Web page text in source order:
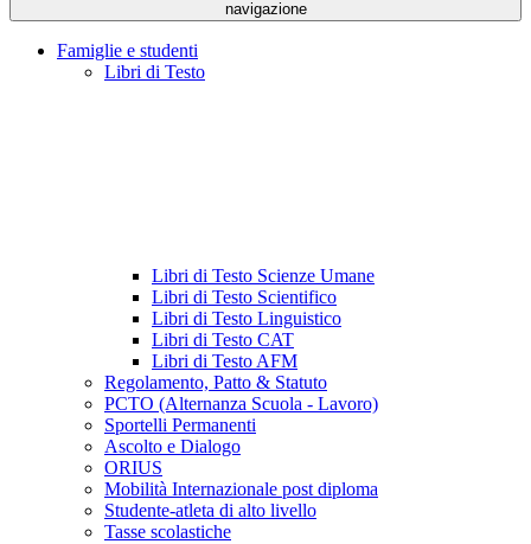
navigazione
Famiglie e studenti
Libri di Testo
Libri di Testo Scienze Umane
Libri di Testo Scientifico
Libri di Testo Linguistico
Libri di Testo CAT
Libri di Testo AFM
Regolamento, Patto & Statuto
PCTO (Alternanza Scuola - Lavoro)
Sportelli Permanenti
Ascolto e Dialogo
ORIUS
Mobilità Internazionale post diploma
Studente-atleta di alto livello
Tasse scolastiche